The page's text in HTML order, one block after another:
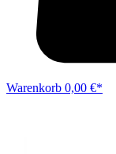
Warenkorb 0,00 €*